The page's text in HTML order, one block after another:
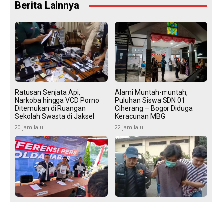
Berita Lainnya
Ratusan Senjata Api,
Narkoba hingga VCD Porno
Ditemukan di Ruangan
Sekolah Swasta di Jaksel
20 jam lalu
Alami Muntah-muntah,
Puluhan Siswa SDN 01
Ciherang – Bogor Diduga
Keracunan MBG
22 jam lalu